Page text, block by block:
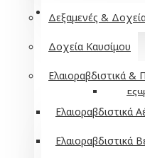
Δεξαμενές &
Δοχεία Καυσίμου
Ελαιοραβδιστικά &
Ελαιοραβδιστικά
Ελαιοραβδιστικά
ΑΓΡΌΣ - ΚΉΠΟΣ -
Αντλίες